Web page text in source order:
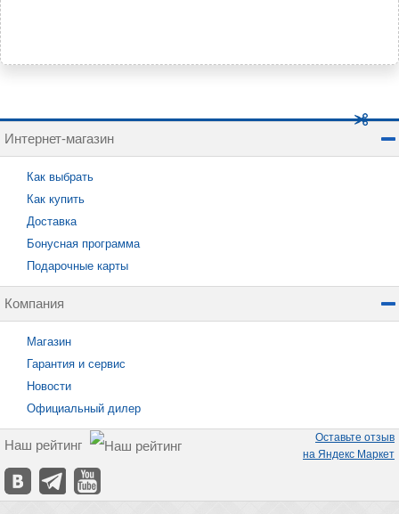
Интернет-магазин
Как выбрать
Как купить
Доставка
Бонусная программа
Подарочные карты
Компания
Магазин
Гарантия и сервис
Новости
Официальный дилер
Наш рейтинг
Оставьте отзыв
на Яндекс Маркет